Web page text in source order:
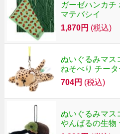
ガーゼハンカチ
マテバシイ
1,870円 (税込)
ぬいぐるみマス
ねそべり チータ
704円 (税込)
ぬいぐるみマス
やんばるの生物